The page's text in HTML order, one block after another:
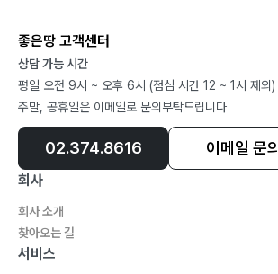
좋은땅 고객센터
상담 가능 시간
평일 오전 9시 ~ 오후 6시 (점심 시간 12 ~ 1시 제외)
주말, 공휴일은 이메일로 문의부탁드립니다
02.374.8616 이메일 문의
회사
회사 소개
찾아오는 길
서비스